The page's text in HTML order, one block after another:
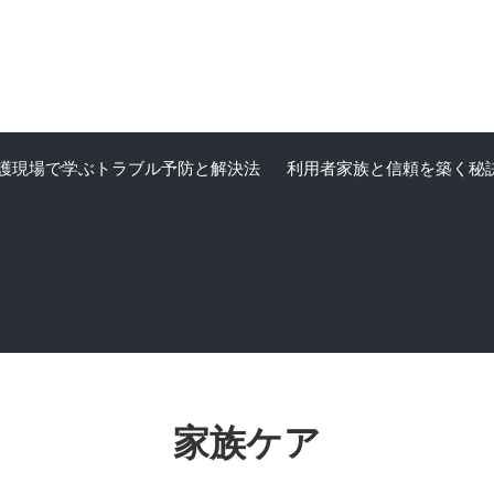
現場で学ぶトラブル予防と解決法 利用者家族と信頼を築く秘
家族ケア